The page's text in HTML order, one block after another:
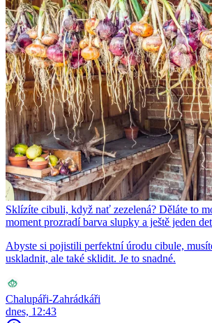
Sklízíte cibuli, když nať zezelená? Děláte to
moment prozradí barva slupky a ještě jeden
Abyste si pojistili perfektní úrodu cibule,
uskladnit, ale také sklidit. Je to snadné.
Chalupáři-Zahrádkáři
dnes, 12:43